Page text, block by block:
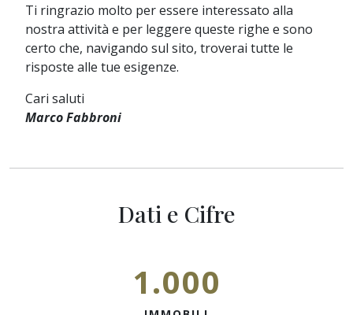
Ti ringrazio molto per essere interessato alla
nostra attività e per leggere queste righe e sono
certo che, navigando sul sito, troverai tutte le
risposte alle tue esigenze.
Cari saluti
Marco Fabbroni
Dati e Cifre
1.000